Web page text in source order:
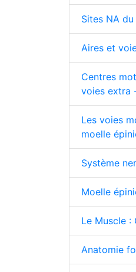
Sites NA
Aires et
Centres
voies extra
Les voies
moelle
Système
Moelle
Le Muscle :
Anatomie